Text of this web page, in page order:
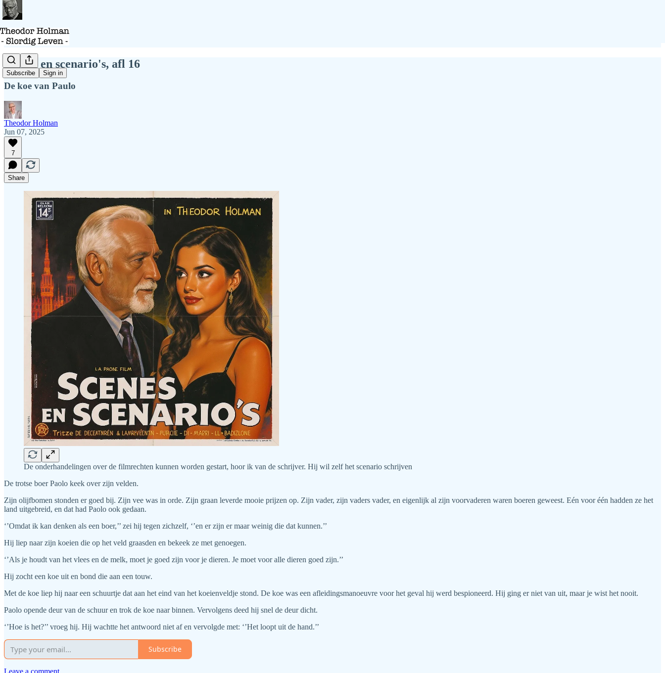
Subscribe Sign in
Scènes en scenario's, afl 16
De koe van Paulo
Theodor Holman
Jun 07, 2025
7
Share
De onderhandelingen over de filmrechten kunnen worden gestart, hoor ik van de schrijver. Hij wil zelf het scenario schrijven
De trotse boer Paolo keek over zijn velden.
Zijn olijfbomen stonden er goed bij. Zijn vee was in orde. Zijn graan leverde mooie prijzen op. Zijn vader, zijn vaders vader, en eigenlijk al zijn voorvaderen waren boeren geweest. Eén voor één hadden ze het
land uitgebreid, en dat had Paolo ook gedaan.
‘’Omdat ik kan denken als een boer,’’ zei hij tegen zichzelf, ‘’en er zijn er maar weinig die dat kunnen.’’
Hij liep naar zijn koeien die op het veld graasden en bekeek ze met genoegen.
‘’Als je houdt van het vlees en de melk, moet je goed zijn voor je dieren. Je moet voor alle dieren goed zijn.’’
Hij zocht een koe uit en bond die aan een touw.
Met de koe liep hij naar een schuurtje dat aan het eind van het koeienveldje stond. De koe was een afleidingsmanoeuvre voor het geval hij werd bespioneerd. Hij ging er niet van uit, maar je wist het nooit.
Paolo opende deur van de schuur en trok de koe naar binnen. Vervolgens deed hij snel de deur dicht.
‘’Hoe is het?’’ vroeg hij. Hij wachtte het antwoord niet af en vervolgde met: ‘’Het loopt uit de hand.’’
Subscribe
Leave a comment